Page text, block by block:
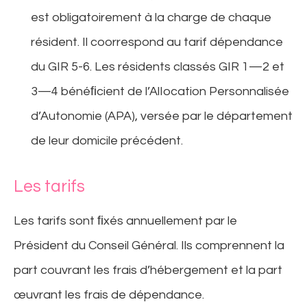
est obligatoirement à la charge de chaque
résident. Il coorrespond au tarif dépendance
du GIR 5-6. Les résidents classés GIR 1—2 et
3—4 bénéﬁcient de l’AlIocation Personnalisée
d’Autonomie (APA), versée par le département
de leur domicile précédent.
Les tarifs
Les tarifs sont ﬁxés annuellement par le
Président du Conseil Général. Ils comprennent la
part couvrant les frais d’hébergement et la part
œuvrant les frais de dépendance.